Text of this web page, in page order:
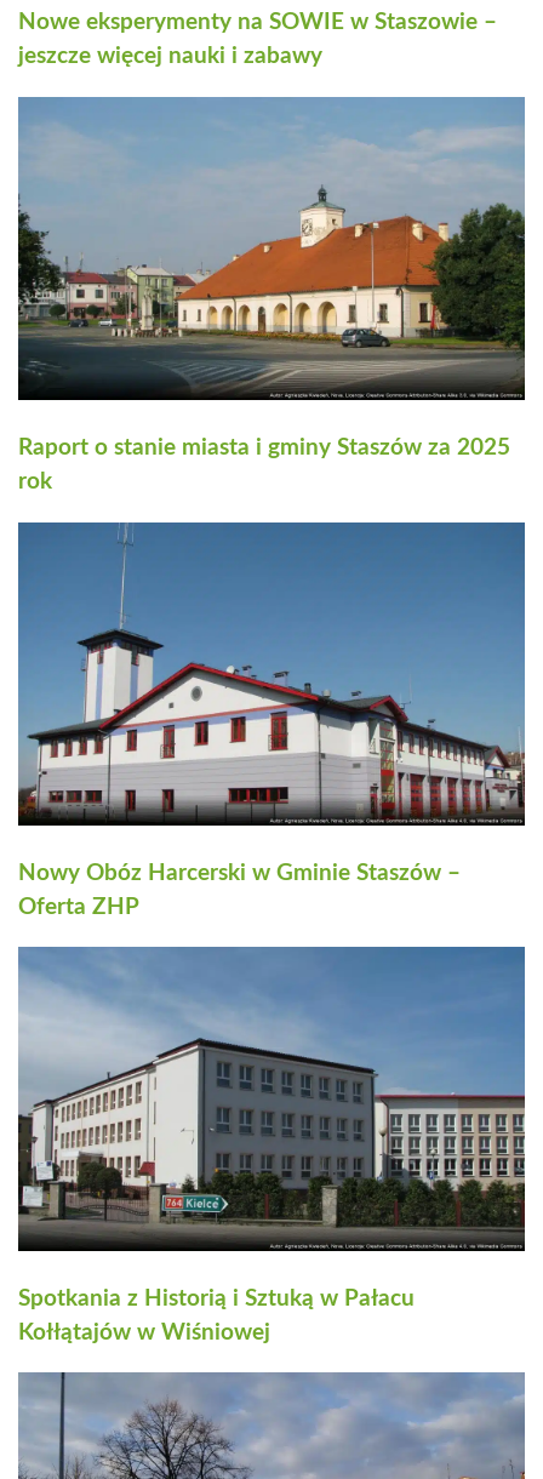
Nowe eksperymenty na SOWIE w Staszowie –
jeszcze więcej nauki i zabawy
Raport o stanie miasta i gminy Staszów za 2025
rok
Nowy Obóz Harcerski w Gminie Staszów –
Oferta ZHP
Spotkania z Historią i Sztuką w Pałacu
Kołłątajów w Wiśniowej